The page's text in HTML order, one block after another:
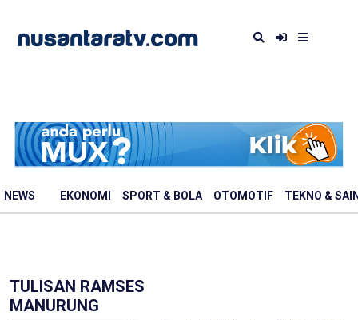
NEWS EKONOMI SPORT & BOLA OTOMOTIF TEKNO &
TULISAN RAMSES
MANURUNG